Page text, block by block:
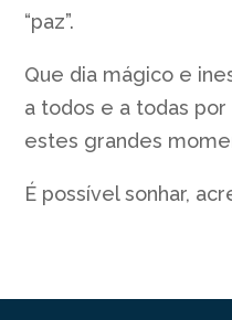
“paz”.
Que dia mágico e
a todos e a todas
estes grandes
É possível sonhar,